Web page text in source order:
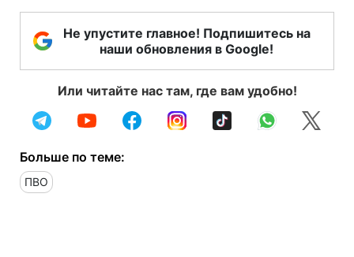
Не упустите главное! Подпишитесь на
наши обновления в Google!
Или читайте нас там, где вам удобно!
Больше по теме:
ПВО